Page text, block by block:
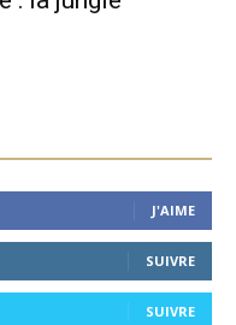
J'AIME
SUIVRE
SUIVRE